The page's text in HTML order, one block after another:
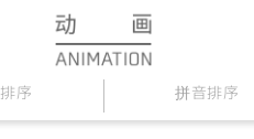
序 拼音排序